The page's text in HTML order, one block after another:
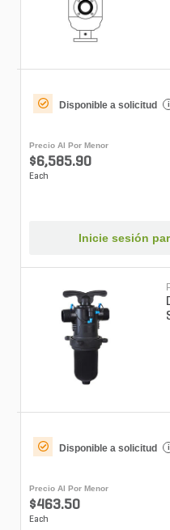
Disponible a solicitud i
Precio Al Por Menor
$6,585.90
Each
Inicie sesión
Disponible a solicitud i
Precio Al Por Menor
$463.50
Each